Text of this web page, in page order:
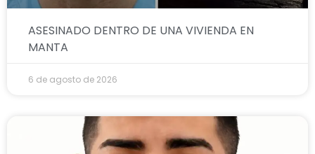
ASESINADO DENTRO DE UNA VIVIENDA EN
MANTA
6 de agosto de 2026